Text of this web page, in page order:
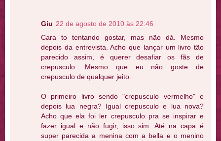
Giu 22 de agosto de 2010 às 22:46
Cara to tentando gostar, mas não dá. Mesmo
depois da entrevista. Acho que lançar um livro tão
parecido assim, é querer desafiar os fãs de
crepusculo. Mesmo que eu não goste de
crepusculo de qualquer jeito.
O primeiro livro sendo "crepusculo vermelho" e
depois lua negra? Igual crepusculo e lua nova?
Acho que ela foi ler crepusculo pra se inspirar e
fazer igual e não fugir, isso sim. Até na capa é
super parecida a menina com a bella e o menino